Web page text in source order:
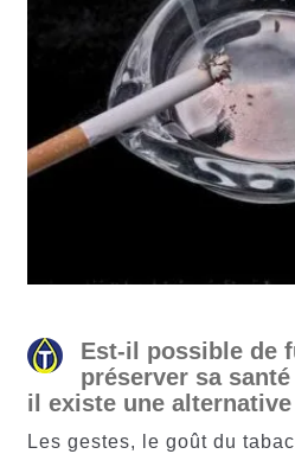
Est-il possible de
préserver sa
il existe une alternative
Les gestes, le goût du